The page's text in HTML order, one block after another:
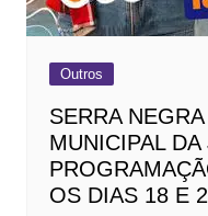
Outros
SERRA
MUNICIPAL
OS DIAS 18 E